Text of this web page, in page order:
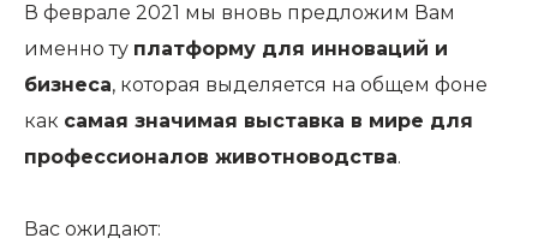
В феврале 2021 мы вновь предложим Вам
именно ту платформу для инноваций и
бизнеса, которая выделяется на общем фоне
как самая значимая выставка в мире для
профессионалов животноводства.
Вас ожидают: